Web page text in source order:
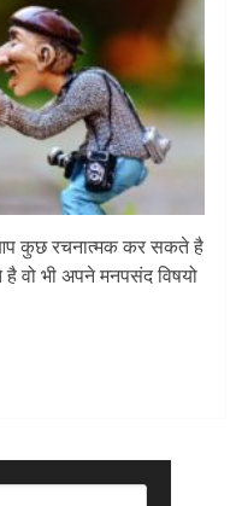
कुछ रचनात्मक कर सकते है
वो भी अपने मनपसंद विषयो